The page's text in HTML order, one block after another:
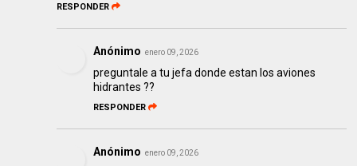
RESPONDER
Anónimo enero 09, 2026
preguntale a tu jefa donde estan los aviones
hidrantes ??
RESPONDER
Anónimo enero 09, 2026